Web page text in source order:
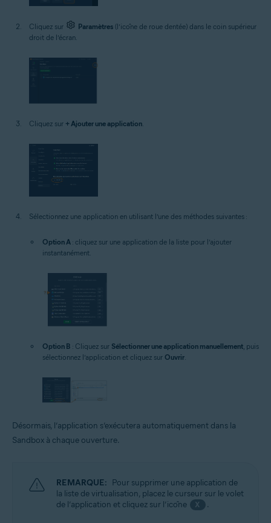
Cliquez sur Paramètres (l’icône de roue dentée) dans le coin supérieur
droit de l’écran.
Cliquez sur + Ajouter une application
Sélectionnez une application en utilisant l’une des méthodes suivantes :
Option A : cliquez sur une application de la liste pour l’ajouter
instantanément.
Option B : Cliquez sur Sélectionner une application manuellement , puis
sélectionnez l’application et cliquez sur Ouvrir
Désormais, l’application s’exécutera automatiquement dans la
Sandbox à chaque ouverture.
REMARQUE: Pour supprimer une application de
la liste de virtualisation, placez le curseur sur le volet
de l’application et cliquez sur l’icône
X .